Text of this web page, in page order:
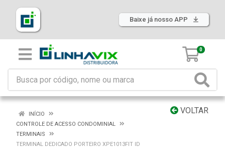
Baixe já nosso APP
0
VOLTAR
INÍCIO
CONTROLE DE ACESSO CONDOMINIAL
TERMINAIS
TERMINAL DEDICADO PORTEIRO XPE1013FIT ID